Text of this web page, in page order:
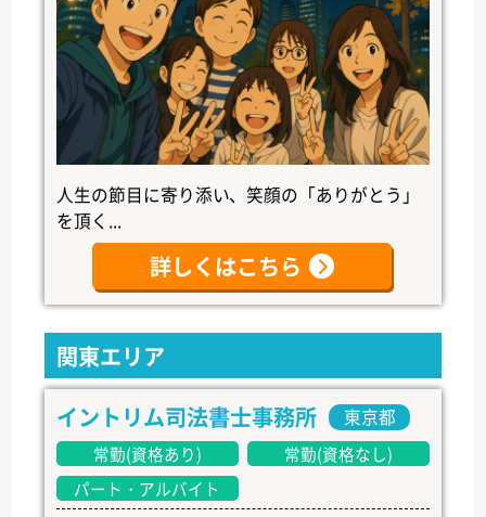
人生の節目に寄り添い、笑顔の「ありがとう」
を頂く...
詳しくはこちら
関東エリア
イントリム司法書士事務所
東京都
常勤(資格あり)
常勤(資格なし)
パート・アルバイト